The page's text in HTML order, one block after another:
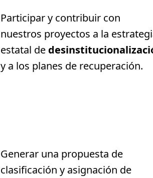
Participar y contribuir con
nuestros proyectos a la
estatal de
y a los planes de recuperación.
Generar una propuesta de
clasificación y asignación de